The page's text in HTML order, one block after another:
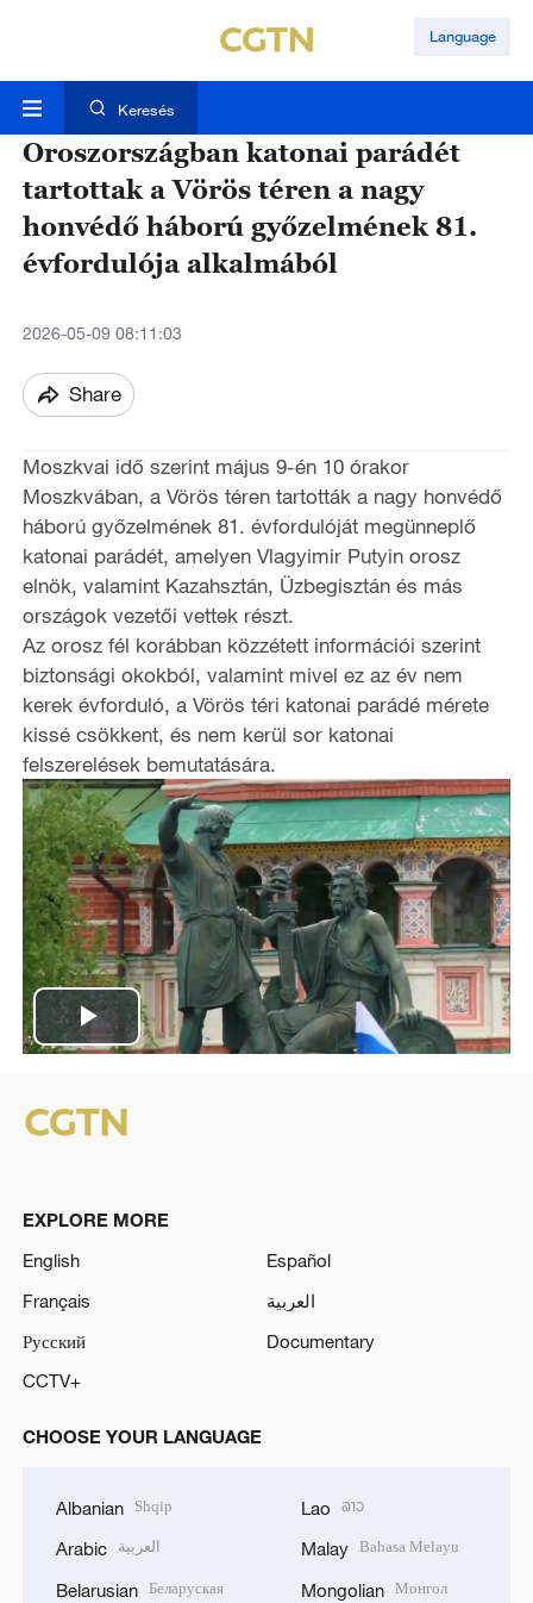
Language
Keresés
Oroszországban katonai parádét
tartottak a Vörös téren a nagy
honvédő háború győzelmének 81.
évfordulója alkalmából
2026-05-09 08:11:03
Share
Moszkvai idő szerint május 9-én 10 órakor
Moszkvában, a Vörös téren tartották a nagy honvédő
háború győzelmének 81. évfordulóját megünneplő
katonai parádét, amelyen Vlagyimir Putyin orosz
elnök, valamint Kazahsztán, Üzbegisztán és más
országok vezetői vettek részt.
Az orosz fél korábban közzétett információi szerint
biztonsági okokból, valamint mivel ez az év nem
kerek évforduló, a Vörös téri katonai parádé mérete
kissé csökkent, és nem kerül sor katonai
felszerelések bemutatására.
P
a
y
i
EXPLORE MORE
English
Español
Français
العربية
Русский
Documentary
CCTV+
CHOOSE YOUR LANGUAGE
Albanian Shqip
Arabic العربية
Belarusian Беларуская
Lao ລາວ
Malay Bahasa Melayu
Mongolian Монгол